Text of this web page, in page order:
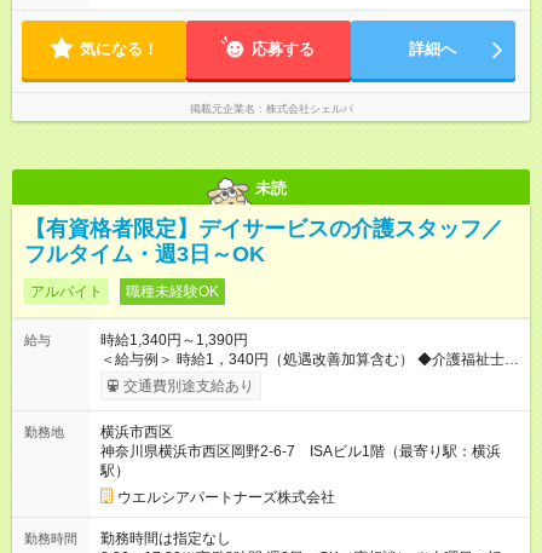
気になる！ 応募する 詳細へ
掲載元企業名 株式会社シェルパ
未読
【有資格者限定】デイサービスの介護スタッフ／
フルタイム・週3日～OK
アルバイト 職種未経験OK
給与
時給1,340円～1,390円
＜給与例＞ 時給1，340円（処遇改善加算含む） ◆介護福祉士は
時給1，390円～ 〇固定残業なし （残業代別途全額支給） 【試
用期間】試用期間なし
交通費別途支給あり
勤務地
横浜市西区
神奈川県横浜市西区岡野2-6-7 ISAビル1階（最寄り駅：横浜
駅）
ウエルシアパートナーズ株式会社
勤務時間
勤務時間は指定なし